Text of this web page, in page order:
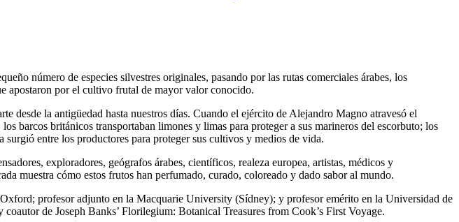
número de especies silvestres originales, pasando por las rutas comerciales árabes, los
apostaron por el cultivo frutal de mayor valor conocido.
desde la antigüedad hasta nuestros días. Cuando el ejército de Alejandro Magno atravesó el
barcos británicos transportaban limones y limas para proteger a sus marineros del escorbuto; los
entre los productores para proteger sus cultivos y medios de vida.
exploradores, geógrafos árabes, científicos, realeza europea, artistas, médicos y
muestra cómo estos frutos han perfumado, curado, coloreado y dado sabor al mundo.
profesor adjunto en la Macquarie University (Sídney); y profesor emérito en la Universidad de
de Joseph Banks’ Florilegium: Botanical Treasures from Cook’s First Voyage.